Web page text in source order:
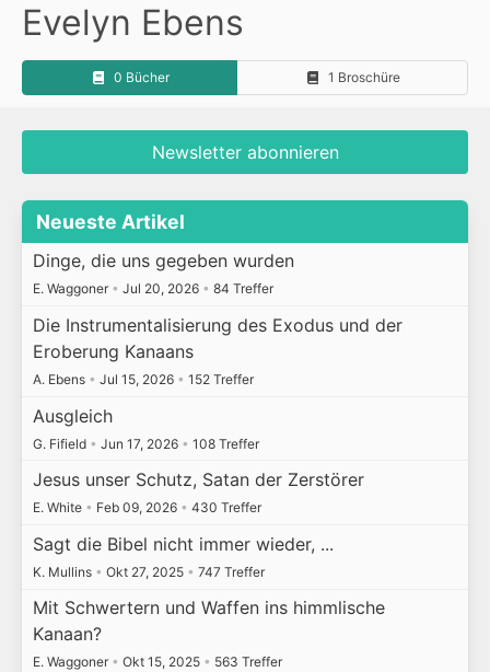
Evelyn Ebens
0 Bücher 1 Broschüre
Newsletter abonnieren
Neueste Artikel
Dinge, die uns gegeben wurden
E. Waggoner • Jul 20, 2026 • 84 Treffer
Die Instrumentalisierung des Exodus und der
Eroberung Kanaans
A. Ebens • Jul 15, 2026 • 152 Treffer
Ausgleich
G. Fifield • Jun 17, 2026 • 108 Treffer
Jesus unser Schutz, Satan der Zerstörer
E. White • Feb 09, 2026 • 430 Treffer
Sagt die Bibel nicht immer wieder, ...
K. Mullins • Okt 27, 2025 • 747 Treffer
Mit Schwertern und Waffen ins himmlische
Kanaan?
E. Waggoner • Okt 15, 2025 • 563 Treffer